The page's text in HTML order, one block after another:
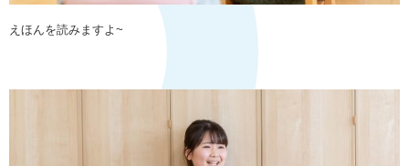
えほんを読みますよ~